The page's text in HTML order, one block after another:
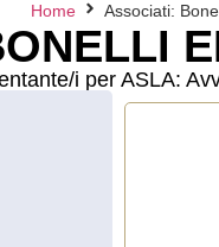
Home Associati:
i per ASLA: